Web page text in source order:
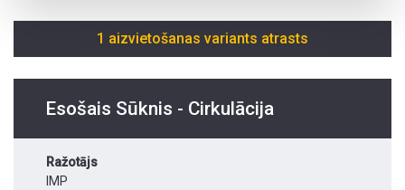
1 aizvietošanas variants atrasts
Esošais Sūknis - Cirkulācija
Ražotājs
IMP